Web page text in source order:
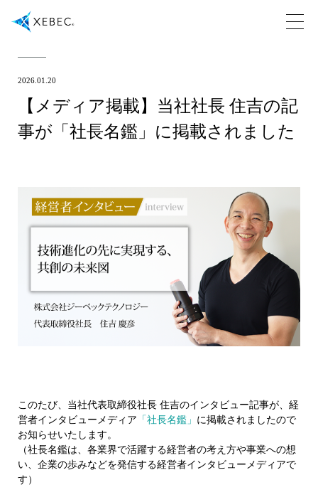
2026.01.20
【メディア掲載】当社社長 住吉の記
事が「社長名鑑」に掲載されました
このたび、当社代表取締役社長 住吉のインタビュー記事が、経
営者インタビューメディア 「社長名鑑」 に掲載されましたので
お知らせいたします。
（社長名鑑は、各業界で活躍する経営者の考え方や事業への想
い、企業の歩みなどを発信する経営者インタビューメディアで
す）